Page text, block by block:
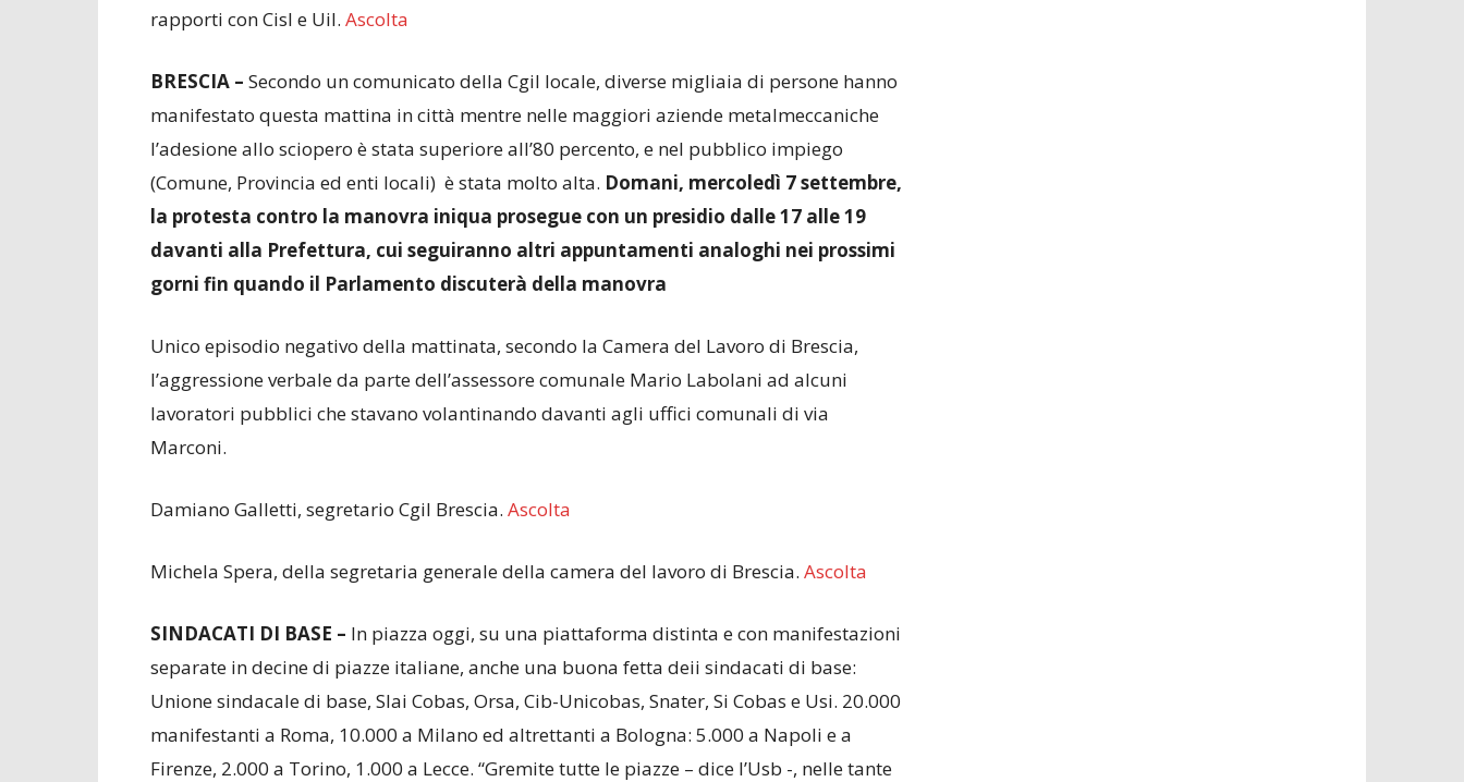
rapporti con Cisl e Uil. Ascolta
BRESCIA – Secondo un comunicato della Cgil locale, diverse migliaia di persone hanno
manifestato questa mattina in città mentre nelle maggiori aziende metalmeccaniche
l’adesione allo sciopero è stata superiore all’80 percento, e nel pubblico impiego
(Comune, Provincia ed enti locali) è stata molto alta. Domani, mercoledì 7 settembre,
la protesta contro la manovra iniqua prosegue con un presidio dalle 17 alle 19
davanti alla Prefettura, cui seguiranno altri appuntamenti analoghi nei prossimi
gorni fin quando il Parlamento discuterà della manovra
Unico episodio negativo della mattinata, secondo la Camera del Lavoro di Brescia,
l’aggressione verbale da parte dell’assessore comunale Mario Labolani ad alcuni
lavoratori pubblici che stavano volantinando davanti agli uffici comunali di via
Marconi.
Damiano Galletti, segretario Cgil Brescia. Ascolta
Michela Spera, della segretaria generale della camera del lavoro di Brescia. Ascolta
SINDACATI DI BASE – In piazza oggi, su una piattaforma distinta e con manifestazioni
separate in decine di piazze italiane, anche una buona fetta deii sindacati di base:
Unione sindacale di base, Slai Cobas, Orsa, Cib-Unicobas, Snater, Si Cobas e Usi. 20.000
manifestanti a Roma, 10.000 a Milano ed altrettanti a Bologna: 5.000 a Napoli e a
Firenze, 2.000 a Torino, 1.000 a Lecce. “Gremite tutte le piazze – dice l’Usb -, nelle tante